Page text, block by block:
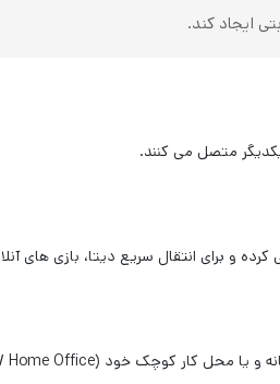
ایجاد کند.
متصل می کنند.